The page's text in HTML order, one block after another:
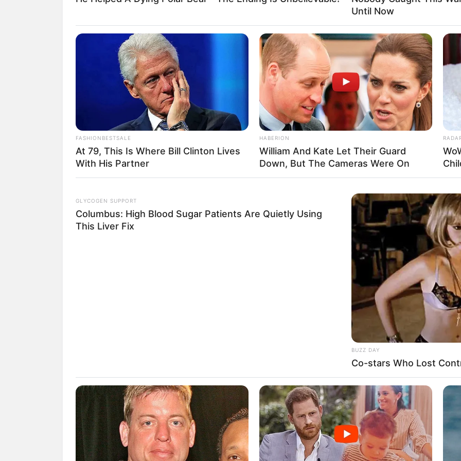
Mute
Baca juga:Biodata, Profil, dan Fakta Della Firdatia
10
8
Until Now
FASHIONBESTSALE
At 79, This Is Where Bill Clinton Lives
With His Partner
HABERION
William And Kate Let Their Guard
Down, But The Cameras Were On
GLYCOGEN SUPPORT
Columbus: High Blood Sugar Patients Are Quietly Using
This Liver Fix
BUZZ DAY
Co-stars Who Lost